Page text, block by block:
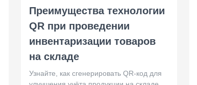
Преимущества технологии
QR при проведении
инвентаризации товаров
на складе
Узнайте, как сгенерировать QR-код для